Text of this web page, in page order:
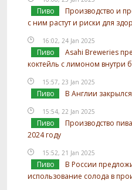
Пиво
Производство и
с ним растут и риски для
16:02, 24 Jan 2025
Пиво
Asahi Breweries
коктейль с лимоном внутри
15:57, 23 Jan 2025
Пиво В Англии
15:54, 22 Jan 2025
Пиво
Производство
2024 году
15:52, 21 Jan 2025
Пиво
В России
использование солода в